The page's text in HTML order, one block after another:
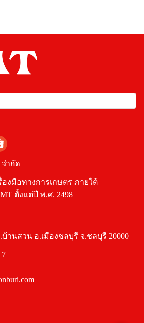
ำกัด
งมือทางการเกษตร ภายใต้
ตั้งแต่ปี พ.ศ. 2498
านสวน อ.เมืองชลบุรี จ.ชลบุรี 20000
7